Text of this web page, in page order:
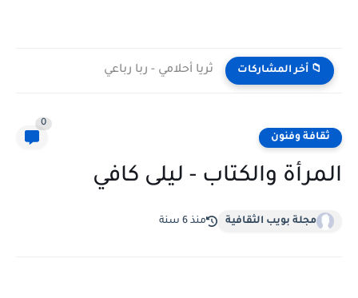
📁 أخر المشاركات ثريا أحلامي - ربا رباعي
ثقافة وفنون
0
المرأة والكتاب - ليلى كافي
مجلة بويب الثقافية منذ 6 سنة